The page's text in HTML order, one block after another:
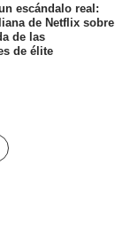
escándalo real:
de Netflix sobre
de las
de élite